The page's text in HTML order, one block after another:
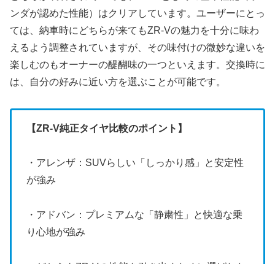
ンダが認めた性能）はクリアしています。ユーザーにとっ
ては、納車時にどちらが来てもZR-Vの魅力を十分に味わ
えるよう調整されていますが、その味付けの微妙な違いを
楽しむのもオーナーの醍醐味の一つといえます。交換時に
は、自分の好みに近い方を選ぶことが可能です。
【ZR-V純正タイヤ比較のポイント】
・アレンザ：SUVらしい「しっかり感」と安定性
が強み
・アドバン：プレミアムな「静粛性」と快適な乗
り心地が強み